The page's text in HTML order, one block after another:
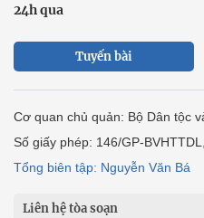
24h qua
Tuyến bài
Cơ quan chủ quản: Bộ Dân tộc
Số giấy phép: 146/GP-
Tổng biên tập: Nguyễn Văn Bá
Liên hệ tòa soạn